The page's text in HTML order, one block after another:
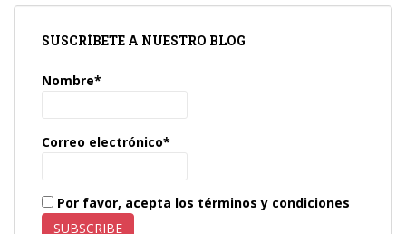
SUSCRÍBETE A NUESTRO BLOG
Nombre*
Correo electrónico*
Por favor, acepta los términos y condiciones